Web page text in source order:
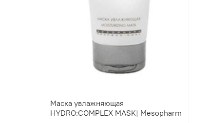
Маска увлажняющая
HYDRO:COMPLEX MASK| Mesopharm